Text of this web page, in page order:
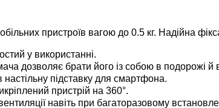
пристроїв вагою до 0.5 кг. Надійна
у використанні.
дозволяє брати його із собою в подорожі й
підставку для смартфона.
пристрій на 360°.
навіть при багаторазовому